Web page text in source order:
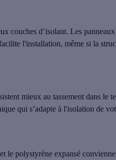
couches d’isolant. Les
l'installation, même si la
mieux au tassement dans le
qui s’adapte à l'isolation de
et le polystyrène expansé